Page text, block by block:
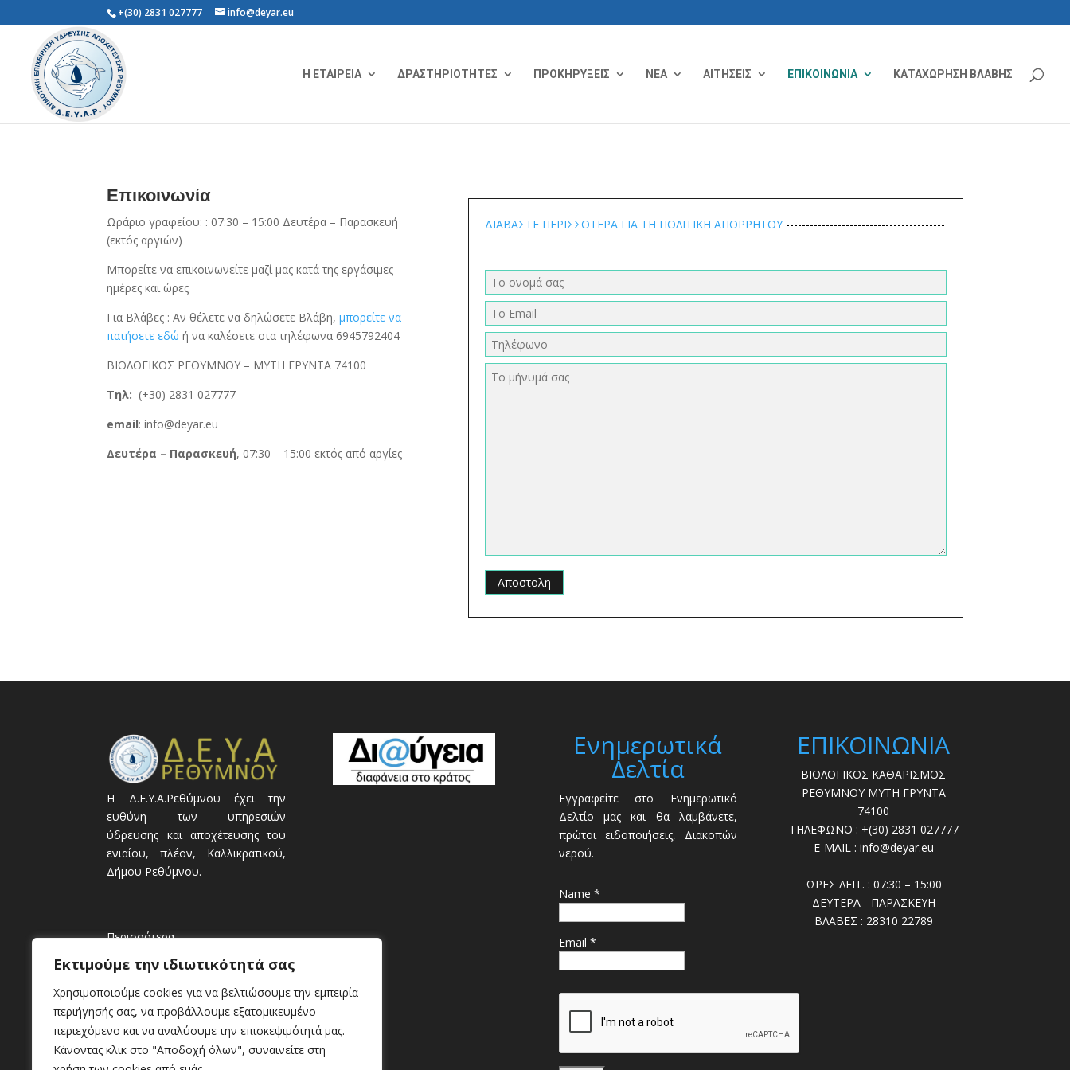
Εκτιμούμε την ιδιωτικότητά σας
Χρησιμοποιούμε cookies για να βελτιώσουμε την εμπειρία
περιήγησής σας, να προβάλλουμε εξατομικευμένο
περιεχόμενο και να αναλύουμε την επισκεψιμότητά μας.
Κάνοντας κλικ στο "Αποδοχή όλων", συναινείτε στη
+(30) 2831 027777 info@deyar.eu
Η ΕΤΑΙΡΕΙΑ ΔΡΑΣΤΗΡΙΟΤΗΤΕΣ ΠΡΟΚΗΡΥΞΕΙΣ ΝΕΑ ΑΙΤΗΣΕΙΣ ΕΠΙΚΟΙΝΩΝΙΑ ΚΑΤΑΧΩΡΗΣΗ ΒΛΑΒΗΣ
Επικοινωνία
Ωράριο γραφείου: : 07:30 – 15:00 Δευτέρα – Παρασκευή
(εκτός αργιών)
Μπορείτε να επικοινωνείτε μαζί μας κατά της εργάσιμες
ημέρες και ώρες
Για Βλάβες :Αν θέλετε να δηλώσετε Βλάβη,μπορείτε να
πατήσετε εδώ ή να καλέσετε στα τηλέφωνα 6945792404
ΒΙΟΛΟΓΙΚΟΣ ΡΕΘΥΜΝΟΥ – ΜΥΤΗ ΓΡΥΝΤΑ 74100
Τηλ: (+30) 2831 027777
email: info@deyar.eu
Δευτέρα – Παρασκευή, 07:30 – 15:00 εκτός από αργίες
ΔΙΑΒΑΣΤΕ ΠΕΡΙΣΣΟΤΕΡΑ ΓΙΑ ΤΗ ΠΟΛΙΤΙΚΗ ΑΠΟΡΡΗΤΟΥ ----------------------------------------
---
Η Δ.Ε.Υ.Α.Ρεθύμνου έχει την
ευθύνη των υπηρεσιών
ύδρευσης και αποχέτευσης του
ενιαίου, πλέον, Καλλικρατικού,
Δήμου Ρεθύμνου.
Περισσότερα
Ενημερωτικά
Δελτία
Εγγραφείτε στο Ενημερωτικό
Δελτίο μας και θα λαμβάνετε,
πρώτοι ειδοποιήσεις, Διακοπών
νερού.
Name *
Email *
ΕΠΙΚΟΙΝΩΝΙΑ
ΒΙΟΛΟΓΙΚΟΣ ΚΑΘΑΡΙΣΜΟΣ
ΡΕΘΥΜΝΟΥ ΜΥΤΗ ΓΡΥΝΤΑ
74100
ΤΗΛΕΦΩΝΟ : +(30) 2831 027777
E-MAIL : info@deyar.eu
ΩΡΕΣ ΛΕΙΤ. : 07:30 – 15:00
ΔΕΥΤΕΡΑ - ΠΑΡΑΣΚΕΥΗ
ΒΛΑΒΕΣ : 28310 22789